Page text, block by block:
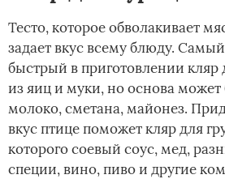
Тесто, которое обволакивает
задает вкус всему блюду.
быстрый в приготовлении кляр
из яиц и муки, но основа может
молоко, сметана, майонез.
вкус птице поможет кляр для
которого соевый соус, мед,
специи, вино, пиво и другие